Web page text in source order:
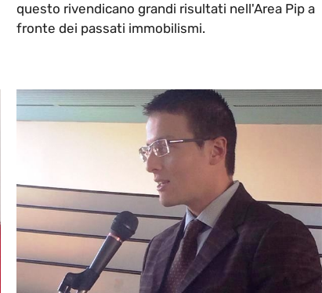
questo rivendicano grandi risultati nell'Area Pip a
fronte dei passati immobilismi.